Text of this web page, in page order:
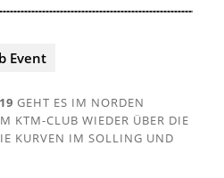
Event
GEHT ES IM NORDEN
KTM-CLUB WIEDER ÜBER DIE
KURVEN IM SOLLING UND